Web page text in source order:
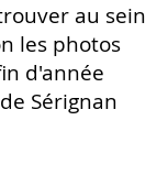
au sein
les photos
d'année
Sérignan